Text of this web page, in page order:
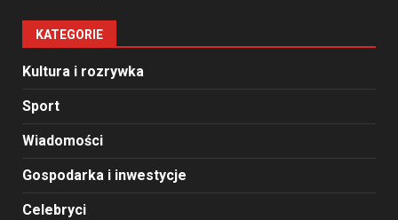
KATEGORIE
Kultura i rozrywka
Sport
Wiadomości
Gospodarka i inwestycje
Celebryci